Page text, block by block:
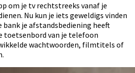
om je tv rechtstreeks vanaf je
Nu kun je iets geweldigs vinden
bank je afstandsbediening heeft
toetsenbord van je telefoon
wachtwoorden, filmtitels of